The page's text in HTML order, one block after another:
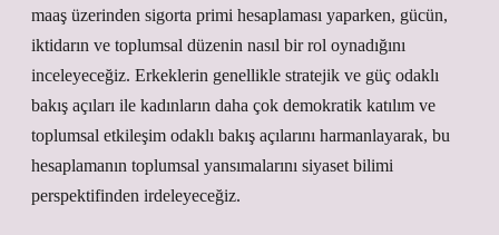
maaş üzerinden sigorta primi hesaplaması yaparken, gücün,
iktidarın ve toplumsal düzenin nasıl bir rol oynadığını
inceleyeceğiz. Erkeklerin genellikle stratejik ve güç odaklı
bakış açıları ile kadınların daha çok demokratik katılım ve
toplumsal etkileşim odaklı bakış açılarını harmanlayarak, bu
hesaplamanın toplumsal yansımalarını siyaset bilimi
perspektifinden irdeleyeceğiz.